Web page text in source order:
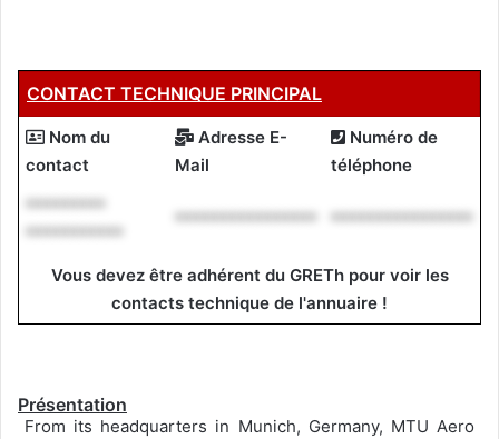
CONTACT TECHNIQUE PRINCIPAL
Nom du
contact
Adresse E-
Mail
Numéro de
téléphone
*********
***********
**************** ****************
Vous devez être adhérent du GRETh pour voir les
contacts technique de l'annuaire !
Présentation
From its headquarters in Munich, Germany, MTU Aero